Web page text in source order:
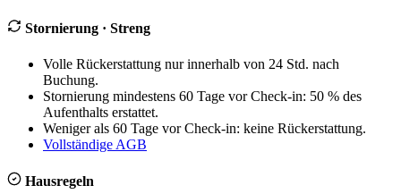
Stornierung · Streng
Volle Rückerstattung nur innerhalb von 24 Std. nach
Buchung.
Stornierung mindestens 60 Tage vor Check-in: 50 % des
Aufenthalts erstattet.
Weniger als 60 Tage vor Check-in: keine Rückerstattung.
Vollständige AGB
Hausregeln